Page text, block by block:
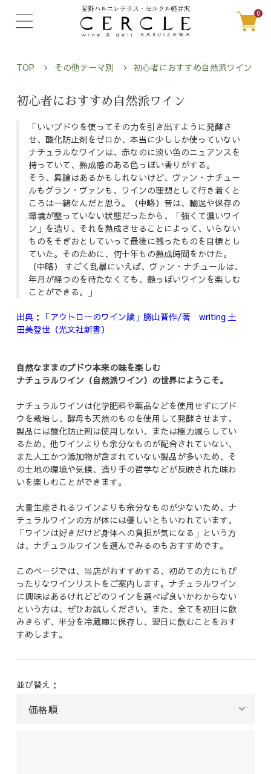
0
TOP その他テーマ別 初心者におすすめ自然派ワイン
初心者におすすめ自然派ワイン
「いいブドウを使ってその力を引き出すように発酵さ
せ、酸化防止剤をゼロか、本当に少ししか使っていない
ナチュラルなワインは、赤なのに淡い色のニュアンスを
持っていて、熟成感のある色っぽい香りがする。
そう、異論はあるかもしれないけど、ヴァン・ナチュー
ルもグラン・ヴァンも、ワインの理想として行き着くと
ころは一緒なんだと思う。（中略）昔は、輸送や保存の
環境が整っていない状態だったから、「強くて濃いワイ
ン」を造り、それを熟成させることによって、いらない
ものをそぎおとしていって最後に残ったものを目標とし
ていた。そのために、何十年もの熟成時間をかけた。
（中略） すごく乱暴にいえば、ヴァン・ナチュールは、
年月が経つのを待たなくても、艶っぽいワインを楽しむ
ことができる。」
出典：「アウトローのワイン論」勝山晋作/著 writing 土
田美登世（光文社新書）
自然なままのブドウ本来の味を楽しむ
ナチュラルワイン（自然派ワイン）の世界にようこそ。
ナチュラルワインは化学肥料や薬品などを使用せずにブド
ウを栽培し、酵母も天然のものを使用して発酵させます。
製品には酸化防止剤は使用しない、または極力減らしてい
るため、他ワインよりも余分なものが配合されていない、
また人工かつ添加物が含まれていない製品が多いため、そ
の土地の環境や気候、造り手の哲学などが反映された味わ
いを楽しむことができます。
大量生産されるワインよりも余分なものが少ないため、ナ
チュラルワインの方が体には優しいともいわれています。
「ワインは好きだけど身体への負担が気になる」という方
は、ナチュラルワインを選んでみるのもおすすめです。
このページでは、当店がおすすめする、初めての方にもぴ
ったりなワインリストをご案内します。ナチュラルワイン
に興味はあるけれどどのワインを選べば良いかわからない
という方は、ぜひお試しください。また、全てを初日に飲
みきらず、半分を冷蔵庫に保存し、翌日に飲むことをおす
すめします。
並び替え：